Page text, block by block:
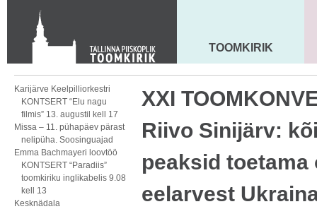
KONTAKT
Toom-Kooli 6, 10130 TALLINN
tallinna.toom@eelk.ee
MAARJA KIRIK
TOOMKIRIK
Karijärve Keelpilliorkestri
KONTSERT “Elu nagu
filmis” 13. augustil kell 17
Missa – 11. pühapäev pärast
nelipüha. Soosinguajad
Emma Bachmayeri loovtöö
KONTSERT “Paradiis”
toomkiriku inglikabelis 9.08
kell 13
Kesknädala
XXI
Riivo Sinijärv:
peaksid toetama
eelarvest